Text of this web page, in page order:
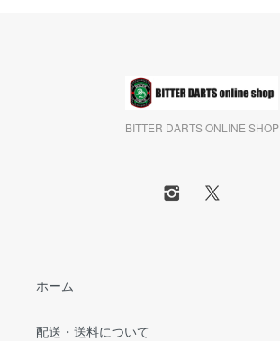
BITTER DARTS ONLINE SHOP
ホーム
配送・送料について